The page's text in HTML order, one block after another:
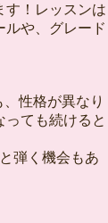
す！レッスンは
や、グレード
性格が異なり
ても続けると
弾く機会もあ